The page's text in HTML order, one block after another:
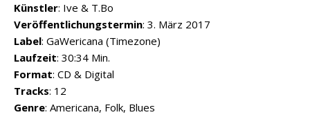
Künstler: Ive & T.Bo
Veröffentlichungstermin: 3. März 2017
Label: GaWericana (Timezone)
Laufzeit: 30:34 Min.
Format: CD & Digital
Tracks: 12
Genre: Americana, Folk, Blues